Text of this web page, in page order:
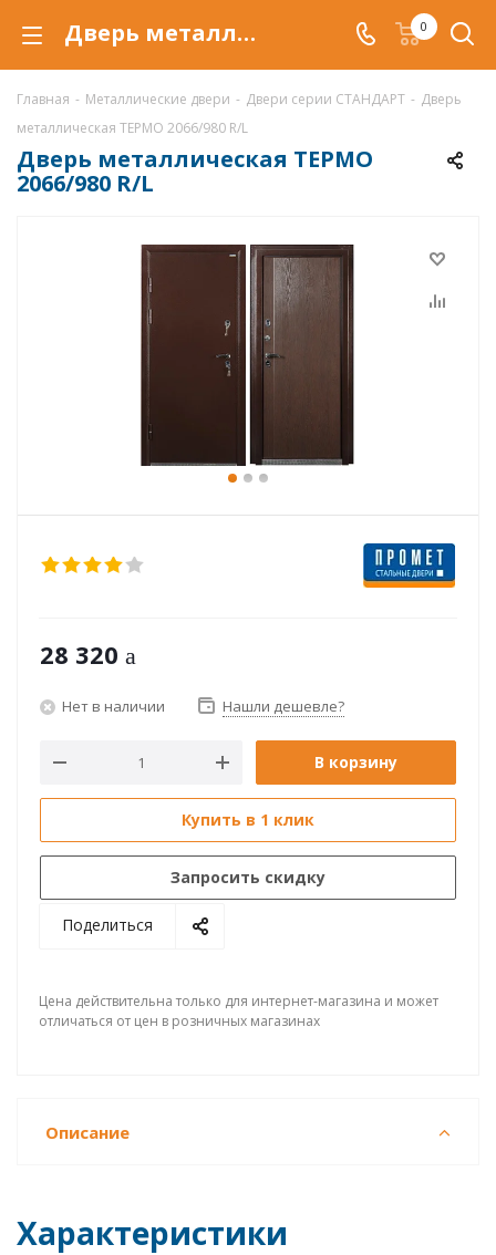
Дверь металлическая ТЕРМО 2066/980 R/L, металлическая входная дверь 0
Главная - Металлические двери - Двери cерии СТАНДАРТ - Дверь
металлическая ТЕРМО 2066/980 R/L
Дверь металлическая ТЕРМО
2066/980 R/L
28 320
Нет в наличии Нашли дешевле?
В корзину
Купить в 1 клик
Запросить скидку
Поделиться
Цена действительна только для интернет-магазина и может
отличаться от цен в розничных магазинах
Описание
Характеристики